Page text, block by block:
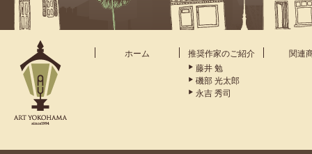
ホーム
推奨作家のご紹介
藤井 勉
磯部 光太郎
永吉 秀司
関連